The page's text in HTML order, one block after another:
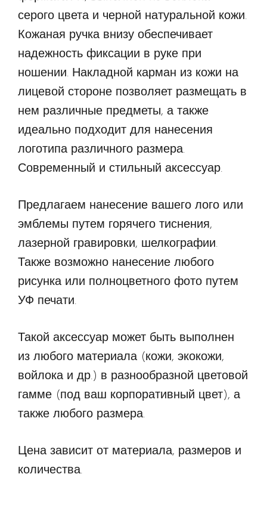
серого цвета и черной натуральной кожи.
Кожаная ручка внизу обеспечивает
надежность фиксации в руке при
ношении. Накладной карман из кожи на
лицевой стороне позволяет размещать в
нем различные предметы, а также
идеально подходит для нанесения
логотипа различного размера.
Современный и стильный аксессуар.
Предлагаем нанесение вашего лого или
эмблемы путем горячего тиснения,
лазерной гравировки, шелкографии.
Также возможно нанесение любого
рисунка или полноцветного фото путем
УФ печати.
Такой аксессуар может быть выполнен
из любого материала (кожи, экокожи,
войлока и др.) в разнообразной цветовой
гамме (под ваш корпоративный цвет), а
также любого размера.
Цена зависит от материала, размеров и
количества.